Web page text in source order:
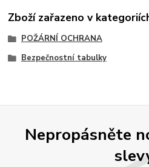
Zboží zařazeno v
POŽÁRNÍ OCHRANA
Bezpečnostní tabulky
Nepropásněte